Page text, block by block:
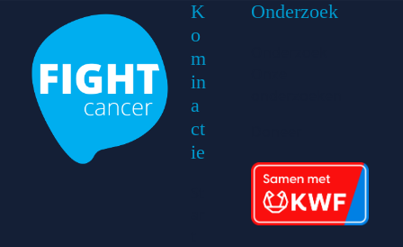
K
o
m
in
a
ct
ie
Onderzoek